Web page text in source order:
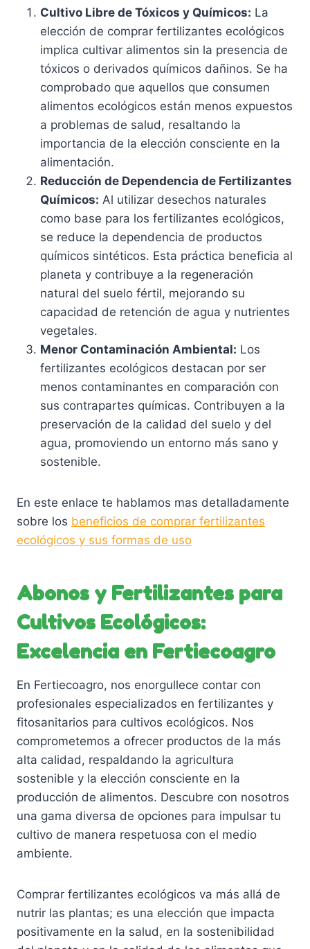
Cultivo Libre de Tóxicos y Químicos: La
elección de comprar fertilizantes ecológicos
implica cultivar alimentos sin la presencia de
tóxicos o derivados químicos dañinos. Se ha
comprobado que aquellos que consumen
alimentos ecológicos están menos expuestos
a problemas de salud, resaltando la
importancia de la elección consciente en la
alimentación.
Reducción de Dependencia de Fertilizantes
Químicos: Al utilizar desechos naturales
como base para los fertilizantes ecológicos,
se reduce la dependencia de productos
químicos sintéticos. Esta práctica beneficia al
planeta y contribuye a la regeneración
natural del suelo fértil, mejorando su
capacidad de retención de agua y nutrientes
vegetales.
Menor Contaminación Ambiental: Los
fertilizantes ecológicos destacan por ser
menos contaminantes en comparación con
sus contrapartes químicas. Contribuyen a la
preservación de la calidad del suelo y del
agua, promoviendo un entorno más sano y
sostenible.
En este enlace te hablamos mas detalladamente
sobre los beneficios de comprar fertilizantes
ecológicos y sus formas de uso
Abonos y Fertilizantes para
Cultivos Ecológicos:
Excelencia en Fertiecoagro
En Fertiecoagro, nos enorgullece contar con
profesionales especializados en fertilizantes y
fitosanitarios para cultivos ecológicos. Nos
comprometemos a ofrecer productos de la más
alta calidad, respaldando la agricultura
sostenible y la elección consciente en la
producción de alimentos. Descubre con nosotros
una gama diversa de opciones para impulsar tu
cultivo de manera respetuosa con el medio
ambiente.
Comprar fertilizantes ecológicos va más allá de
nutrir las plantas; es una elección que impacta
positivamente en la salud, en la sostenibilidad